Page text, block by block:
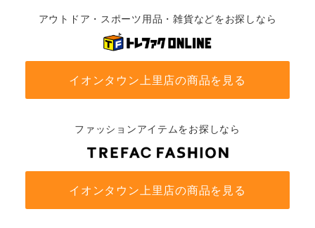
アウトドア・スポーツ用品・雑貨などをお探しなら
イオンタウン上里店の商品を見る
ファッションアイテムをお探しなら
イオンタウン上里店の商品を見る